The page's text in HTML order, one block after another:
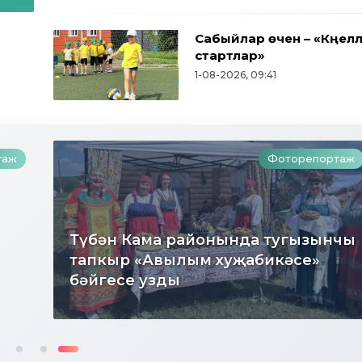
Сабыйлар өчен –
стартлар»
1-08-2026, 09:41
Фоторепортаж
Дуслык, милли ризыклар, халык
уеннары: түбәнкамалылар Нәүрүз
бәйрәмен зурлап үткәрделәр